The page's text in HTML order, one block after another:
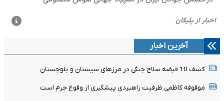
آخرین اخبار
کشف 10 قبضه سلاح جنگی در مرزهای سیستان و بلوچستان
موقوفه کاظمی ظرفیت راهبردی پیشگیری از وقوع جرم است